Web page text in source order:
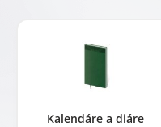
Kalendáre a diáre